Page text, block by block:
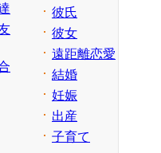
彼氏
彼女
遠距離恋愛
結婚
妊娠
出産
子育て